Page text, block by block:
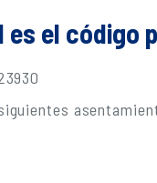
es el código